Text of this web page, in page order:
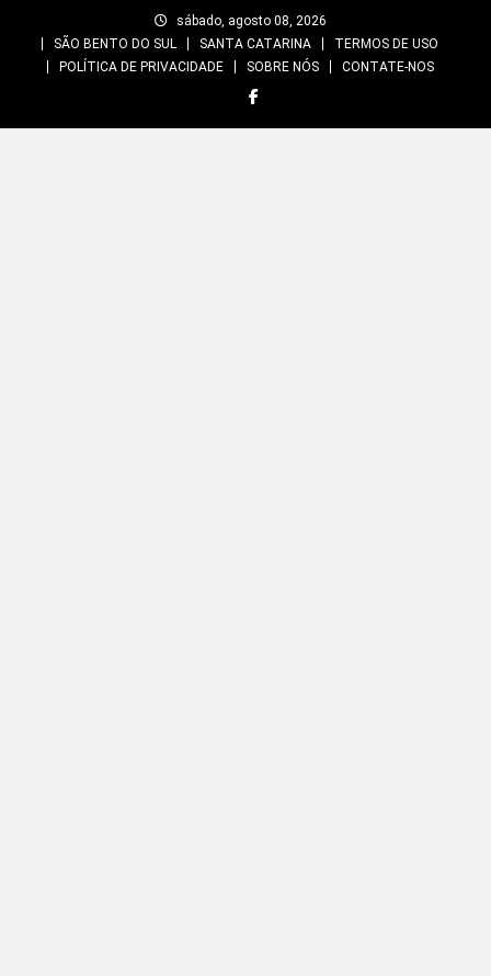
sábado, agosto 08, 2026
SÃO BENTO DO SUL
SANTA CATARINA
TERMOS DE USO
POLÍTICA DE PRIVACIDADE
SOBRE NÓS CONTATE-NOS